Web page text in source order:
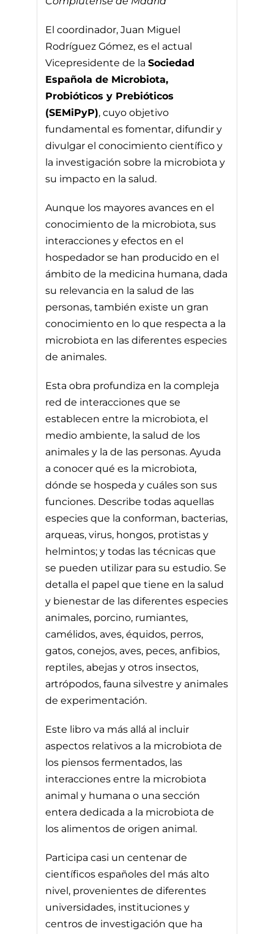
El coordinador, Juan Miguel
Rodríguez Gómez, es el actual
Vicepresidente de laSociedad
Española de Microbiota,
Probióticos y Prebióticos
(SEMiPyP), cuyo objetivo
fundamental es fomentar, difundir y
divulgar el conocimiento científico y
la investigación sobre la microbiota y
su impacto en la salud.
Aunque los mayores avances en el
conocimiento de la microbiota, sus
interacciones y efectos en el
hospedador se han producido en el
ámbito de la medicina humana, dada
su relevancia en la salud de las
personas, también existe un gran
conocimiento en lo que respecta a la
microbiota en las diferentes especies
de animales.
Esta obra profundiza en la compleja
red de interacciones que se
establecen entre la microbiota, el
medio ambiente, la salud de los
animales y la de las personas. Ayuda
a conocer qué es la microbiota,
dónde se hospeda y cuáles son sus
funciones. Describe todas aquellas
especies que la conforman, bacterias,
arqueas, virus, hongos, protistas y
helmintos; y todas las técnicas que
se pueden utilizar para su estudio. Se
detalla el papel que tiene en la salud
y bienestar de las diferentes especies
animales, porcino, rumiantes,
camélidos, aves, équidos, perros,
gatos, conejos, aves, peces, anfibios,
reptiles, abejas y otros insectos,
artrópodos, fauna silvestre y animales
de experimentación.
Este libro va más allá al incluir
aspectos relativos a la microbiota de
los piensos fermentados, las
interacciones entre la microbiota
animal y humana o una sección
entera dedicada a la microbiota de
los alimentos de origen animal.
Participa casi un centenar de
científicos españoles del más alto
nivel, provenientes de diferentes
universidades, instituciones y
centros de investigación que ha